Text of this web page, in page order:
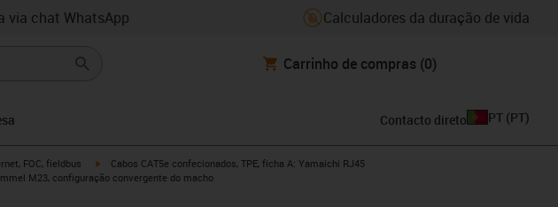
via chat WhatsApp Calculadores da duração de vida
Carrinho de compras (0)
Contacto direto PT (PT)
FOC, fieldbus igus-icon-arrow-right
Cabos CAT5e confecionados, TPE, ficha A: Yamaichi RJ45
M23, configuração convergente do macho